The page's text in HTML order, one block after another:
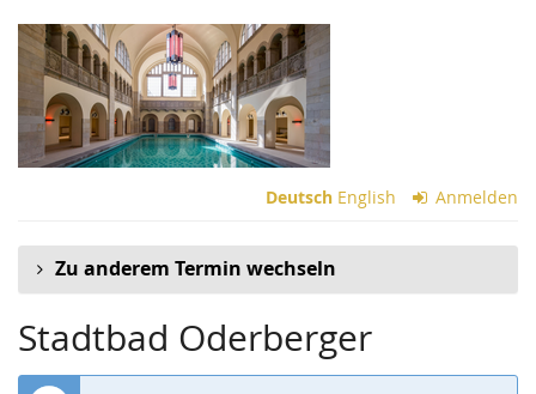
Zum
Haupt-
Inhalt
springen
Deutsch English Anmelden
Zu anderem Termin wechseln
Stadtbad Oderberger